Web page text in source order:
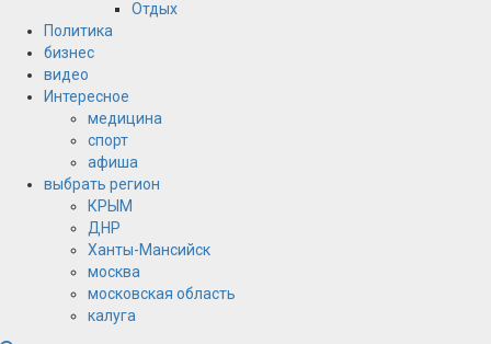
Отдых
Политика
бизнес
видео
Интересное
медицина
спорт
афиша
выбрать регион
КРЫМ
ДНР
Ханты-Мансийск
москва
московская область
калуга